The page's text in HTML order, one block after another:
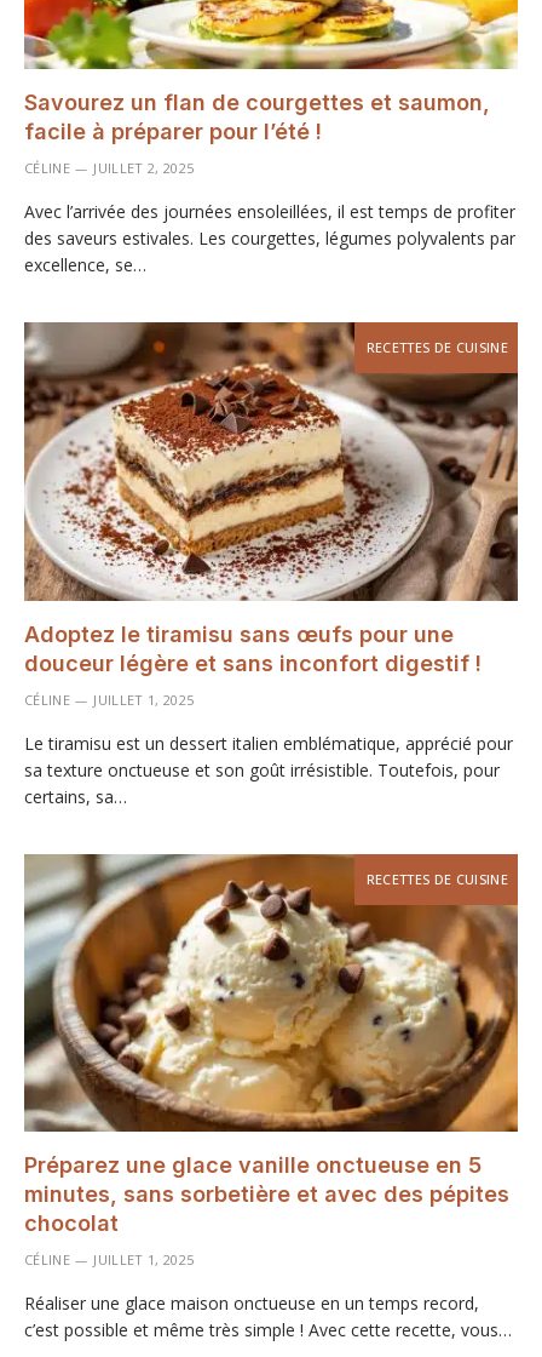
Savourez un flan de courgettes et saumon,
facile à préparer pour l’été !
CÉLINE JUILLET 2, 2025
Avec l’arrivée des journées ensoleillées, il est temps de profiter
des saveurs estivales. Les courgettes, légumes polyvalents par
excellence, se…
RECETTES DE CUISINE
Adoptez le tiramisu sans œufs pour une
douceur légère et sans inconfort digestif !
CÉLINE JUILLET 1, 2025
Le tiramisu est un dessert italien emblématique, apprécié pour
sa texture onctueuse et son goût irrésistible. Toutefois, pour
certains, sa…
RECETTES DE CUISINE
Préparez une glace vanille onctueuse en 5
minutes, sans sorbetière et avec des pépites
chocolat
CÉLINE JUILLET 1, 2025
Réaliser une glace maison onctueuse en un temps record,
c’est possible et même très simple ! Avec cette recette, vous…